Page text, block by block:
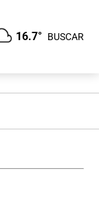
16.7° BUSCAR